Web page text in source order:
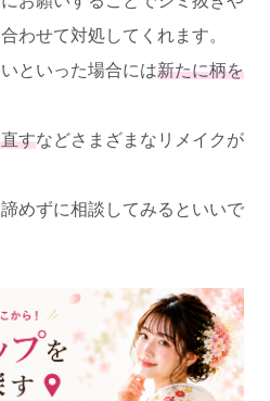
わせて対処してくれます。
といった場合には新たに柄を
すなどさまざまなリメイクが
めずに相談してみるといいで